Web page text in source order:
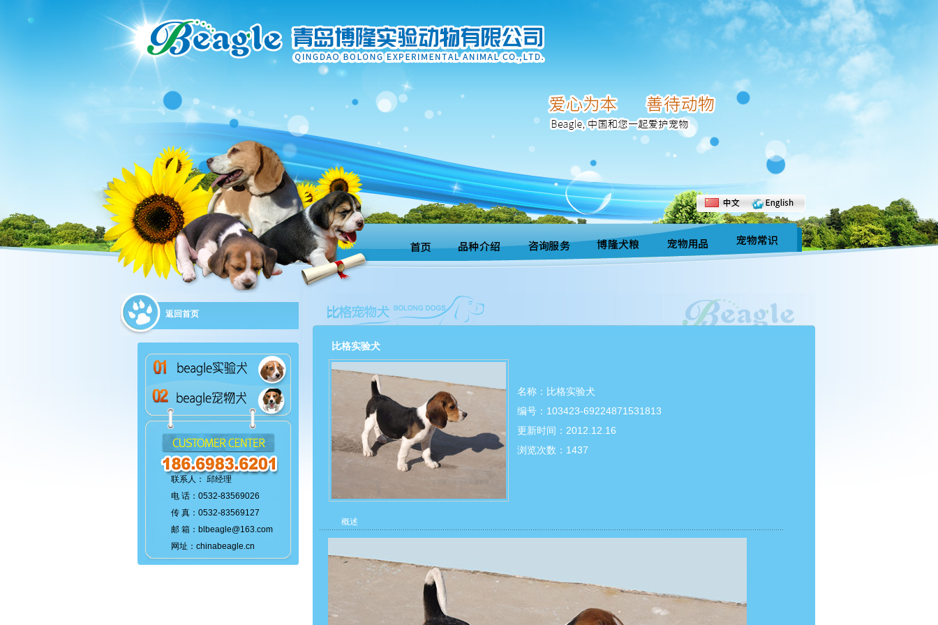
返回首页
联系人： 邱经理
电 话：0532-83569026
传 真：0532-83569127
邮 箱：blbeagle@163.com
网址：chinabeagle.cn
比格实验犬
名称：比格实验犬
编号：103423-69224871531813
更新时间：2012.12.16
浏览次数： 1437
概述